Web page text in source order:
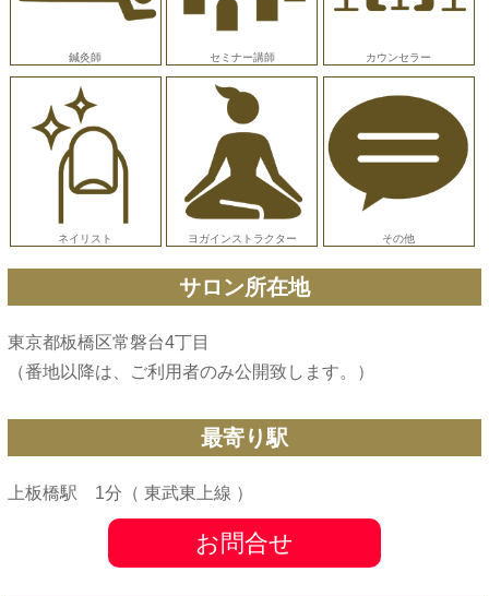
鍼灸師 セミナー講師 カウンセラー
ネイリスト ヨガインストラクター その他
サロン所在地
東京都板橋区常磐台4丁目
（番地以降は、ご利用者のみ公開致します。）
最寄り駅
上板橋駅 1分（ 東武東上線 ）
お問合せ